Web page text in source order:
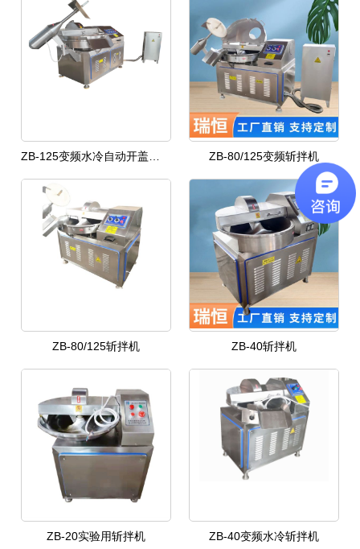
ZB-80/125变频斩拌机
ZB-80/125斩拌机 ZB-40斩拌机
ZB-20实验用斩拌机 ZB-40变频水冷斩拌机